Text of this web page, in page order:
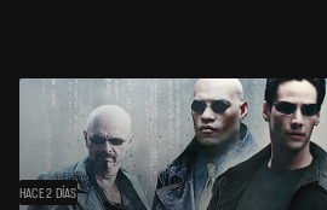
HACE 2 DÍAS